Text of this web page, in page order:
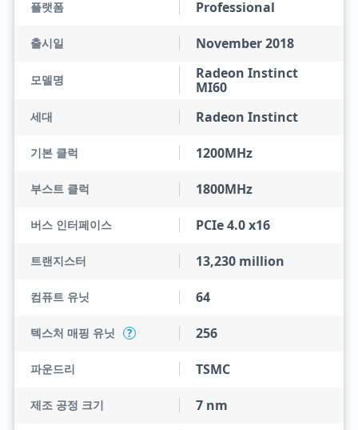
플랫폼 Professional
출시일 November 2018
모델명
Radeon Instinct
MI60
세대 Radeon Instinct
기본 클럭 1200MHz
부스트 클럭 1800MHz
버스 인터페이스 PCIe 4.0 x16
트랜지스터 13,230 million
컴퓨트 유닛 64
텍스처 매핑 유닛 ? 256
파운드리 TSMC
제조 공정 크기 7 nm